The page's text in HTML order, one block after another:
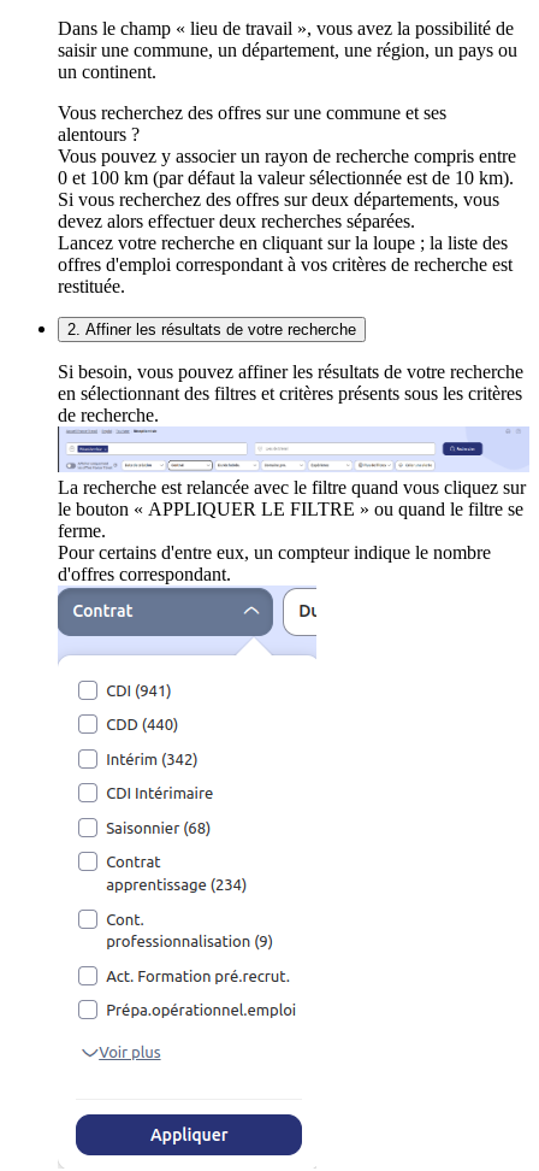
Dans le champ « lieu de travail », vous avez la possibilité de
saisir une commune, un département, une région, un pays ou
un continent.
Vous recherchez des offres sur une commune et ses
alentours ?
Vous pouvez y associer un rayon de recherche compris entre
0 et 100 km (par défaut la valeur sélectionnée est de 10 km).
Si vous recherchez des offres sur deux départements, vous
devez alors effectuer deux recherches séparées.
Lancez votre recherche en cliquant sur la loupe ; la liste des
offres d'emploi correspondant à vos critères de recherche est
restituée.
2. Affiner les résultats de votre recherche
Si besoin, vous pouvez affiner les résultats de votre recherche
en sélectionnant des filtres et critères présents sous les critères
de recherche.
La recherche est relancée avec le filtre quand vous cliquez sur
le bouton « APPLIQUER LE FILTRE » ou quand le filtre se
ferme.
Pour certains d'entre eux, un compteur indique le nombre
d'offres correspondant.